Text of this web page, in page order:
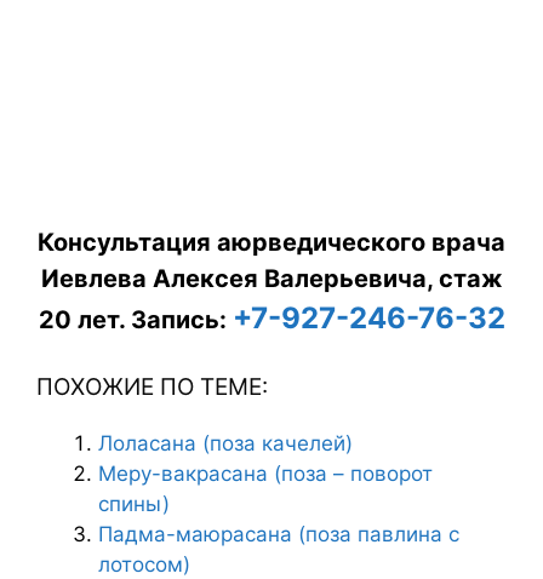
Консультация аюрведического врача
Иевлева Алексея Валерьевича, стаж
20 лет. Запись: +7-927-246-76-32
ПОХОЖИЕ ПО ТЕМЕ:
Лоласана (поза качелей)
Меру-вакрасана (поза – поворот
спины)
Падма-маюрасана (поза павлина с
лотосом)